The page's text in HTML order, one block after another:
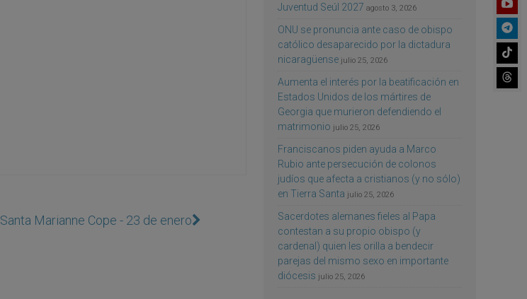
Santa Marianne Cope - 23 de enero
Juventud Seúl 2027 agosto 3, 2026
ONU se pronuncia ante caso de obispo
católico desaparecido por la dictadura
nicaragüense julio 25, 2026
Aumenta el interés por la beatificación en
Estados Unidos de los mártires de
Georgia que murieron defendiendo el
matrimonio julio 25, 2026
Franciscanos piden ayuda a Marco
Rubio ante persecución de colonos
judíos que afecta a cristianos (y no sólo)
en Tierra Santa julio 25, 2026
Sacerdotes alemanes fieles al Papa
contestan a su propio obispo (y
cardenal) quien les orilla a bendecir
parejas del mismo sexo en importante
diócesis julio 25, 2026